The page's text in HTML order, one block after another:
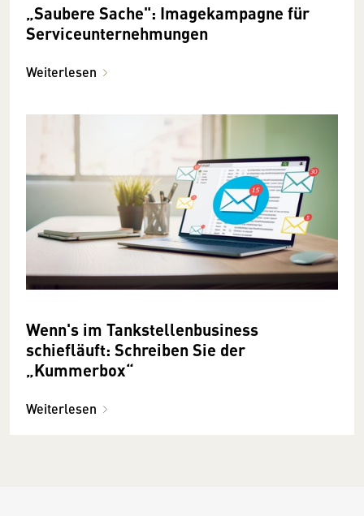
„Saubere Sache": Imagekampagne für
Serviceunter­nehmungen
Weiterlesen
Wenn's im Tankstellenbusiness
schiefläuft: Schreiben Sie der
„Kummerbox“
Weiterlesen